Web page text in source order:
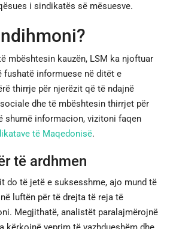
i sindikatës së mësuesve.
mbështesin kauzën, LSM ka njoftuar
fushatë informuese në ditët e
thirrje për njerëzit që të ndajnë
dhe të mbështesin thirrjet për
shumë informacion, vizitoni faqen
të Maqedonisë.
të ardhmen
do të jetë e suksesshme, ajo mund të
luftën për të drejta të reja të
Megjithatë, analistët paralajmërojnë